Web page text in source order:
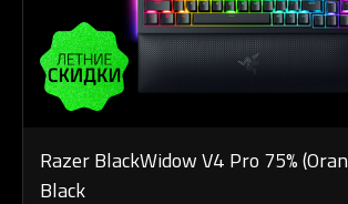
Razer BlackWidow V4 Pro 75%
Black